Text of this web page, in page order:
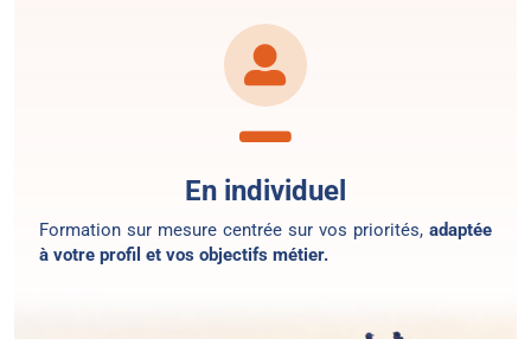
En individuel
Formation sur mesure centrée sur vos priorités,adaptée
à votre profil et vos objectifs métier.